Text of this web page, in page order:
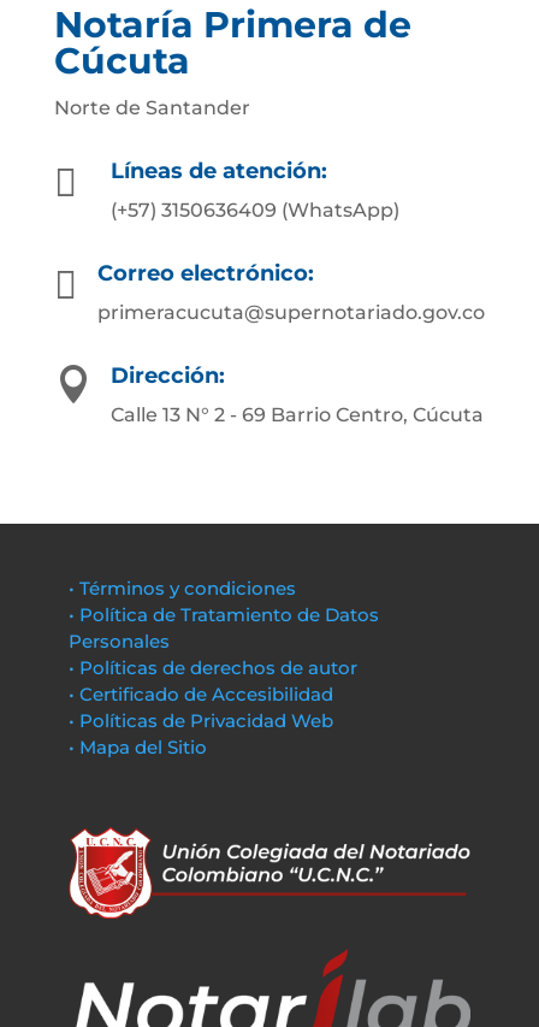
Notaría Primera de
Cúcuta
Norte de Santander
 Líneas de atención:
(+57) 3150636409 (WhatsApp)
 Correo electrónico:
primeracucuta@supernotariado.gov.co
 Dirección:
Calle 13 N° 2 - 69 Barrio Centro, Cúcuta
• Términos y condiciones
• Política de Tratamiento de Datos
Personales
• Políticas de derechos de autor
• Certificado de Accesibilidad
• Políticas de Privacidad Web
• Mapa del Sitio